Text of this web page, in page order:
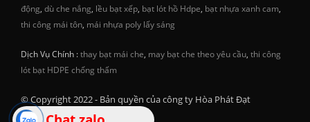
động, dù che nắng, lều bạt xếp, bạt lót hồ Hdpe, bạt nhựa xanh cam,
thi công mái tôn, mái nhựa poly lấy sáng
Dịch Vụ Chính :thay bạt mái che, may bạt che theo yêu cầu, thi công
lót bạt HDPE chống thấm
© Copyright 2022 - Bản quyền của công ty Hòa Phát Đạt